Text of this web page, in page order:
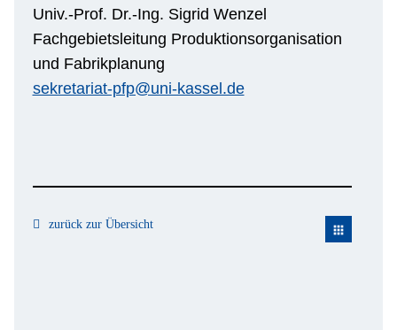
Univ.-Prof. Dr.-Ing. Sigrid Wenzel
Fachgebietsleitung Produktionsorganisation
und Fabrikplanung
sekretariat-pfp@uni-kassel.de
zurück zur Übersicht apps